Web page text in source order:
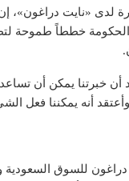
«نايت دراغون»، إن
خططاً طموحة
يمكن أن تساعد
أنه يمكننا فعل
للسوق